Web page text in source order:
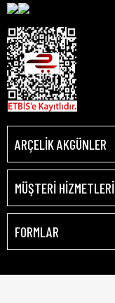
ARÇELİK AKGÜNLER
MÜŞTERİ HİZMETLERİ
FORMLAR